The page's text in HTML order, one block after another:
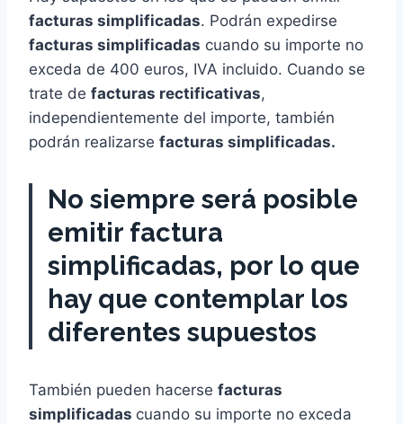
facturas simplificadas. Podrán expedirse
facturas simplificadas cuando su importe no
exceda de 400 euros, IVA incluido. Cuando se
trate de facturas rectificativas,
independientemente del importe, también
podrán realizarse facturas simplificadas.
No siempre será posible
emitir factura
simplificadas, por lo que
hay que contemplar los
diferentes supuestos
También pueden hacerse facturas
simplificadas cuando su importe no exceda